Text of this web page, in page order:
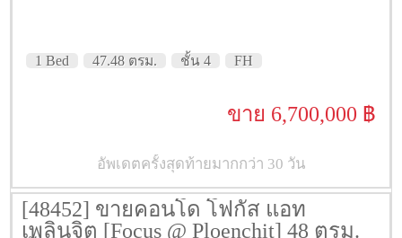
1 Bed 47.48 ตรม. ชั้น 4 FH
ขาย 6,700,000 ฿
อัพเดตครั้งสุดท้ายมากกว่า 30 วัน
[48452] ขายคอนโด โฟกัส แอท
เพลินจิต [Focus @ Ploenchit] 48 ตรม.